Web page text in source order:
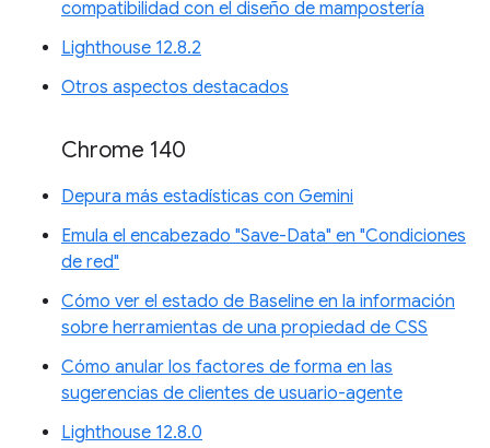
compatibilidad con el diseño de mampostería
Lighthouse 12.8.2
Otros aspectos destacados
Chrome 140
Depura más estadísticas con Gemini
Emula el encabezado "Save-Data" en "Condiciones
de red"
Cómo ver el estado de Baseline en la información
sobre herramientas de una propiedad de CSS
Cómo anular los factores de forma en las
sugerencias de clientes de usuario-agente
Lighthouse 12.8.0